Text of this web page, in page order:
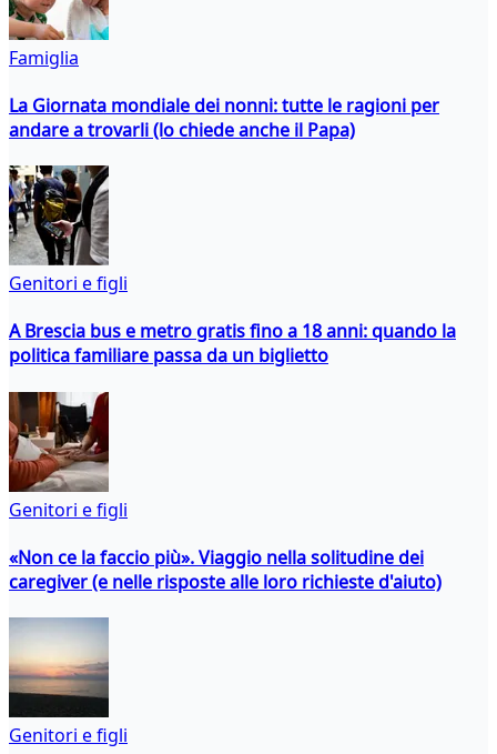
Famiglia
La Giornata mondiale dei nonni: tutte le ragioni per
andare a trovarli (lo chiede anche il Papa)
Genitori e figli
A Brescia bus e metro gratis fino a 18 anni: quando la
politica familiare passa da un biglietto
Genitori e figli
«Non ce la faccio più». Viaggio nella solitudine dei
caregiver (e nelle risposte alle loro richieste d'aiuto)
Genitori e figli